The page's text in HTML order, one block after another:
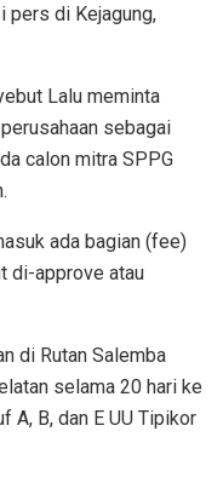
pers di Kejagung,
Lalu meminta
sebagai
calon mitra SPPG
ada bagian (fee)
di-approve atau
di Rutan Salemba
selama 20 hari ke
A, B, dan E UU Tipikor